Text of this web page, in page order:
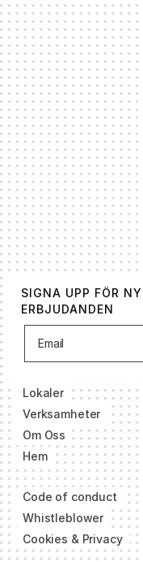
Stockholm Brewing Co.
Sthlm
enorm”
De nya ägarna har
ambitionerna rejält.
SIGNA UPP FÖR
ERBJUDANDEN
Lokaler
Verksamheter
Om Oss
Hem
Code of conduct
Whistleblower
Cookies & Privacy